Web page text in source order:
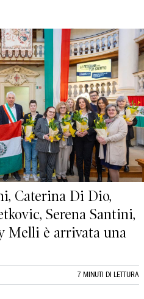
Caterina Di Dio,
Serena Santini,
Melli è arrivata una
7 MINUTI DI LETTURA